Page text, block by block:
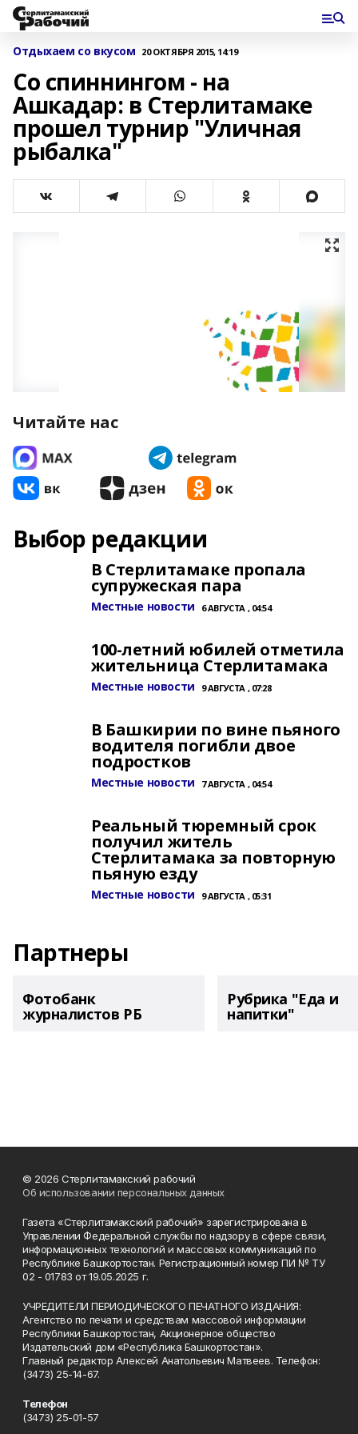
Отдыхаем со вкусом 20 ОКТЯБРЯ 2015, 14:19
Со спиннингом - на
Ашкадар: в Стерлитамаке
прошел турнир "Уличная
рыбалка"
Читайте нас
Выбор редакции
В Стерлитамаке пропала
супружеская пара
Местные новости 6 АВГУСТА , 04:54
100-летний юбилей отметила
жительница Стерлитамака
Местные новости 9 АВГУСТА , 07:28
В Башкирии по вине пьяного
водителя погибли двое
подростков
Местные новости 7 АВГУСТА , 04:54
Реальный тюремный срок
получил житель
Стерлитамака за повторную
пьяную езду
Местные новости 9 АВГУСТА , 05:31
Партнеры
Фотобанк
журналистов РБ
Рубрика "Еда и
напитки"
© 2026 Стерлитамакский рабочий
Об использовании персональных данных
Газета «Стерлитамакский рабочий» зарегистрирована в
Управлении Федеральной службы по надзору в сфере связи,
информационных технологий и массовых коммуникаций по
Республике Башкортостан. Регистрационный номер ПИ № ТУ
02 - 01783 от 19.05.2025 г.
УЧРЕДИТЕЛИ ПЕРИОДИЧЕСКОГО ПЕЧАТНОГО ИЗДАНИЯ:
Агентство по печати и средствам массовой информации
Республики Башкортостан, Акционерное общество
Издательский дом «Республика Башкортостан».
Главный редактор Алексей Анатольевич Матвеев. Телефон:
(3473) 25-14-67.
Телефон
(3473) 25-01-57